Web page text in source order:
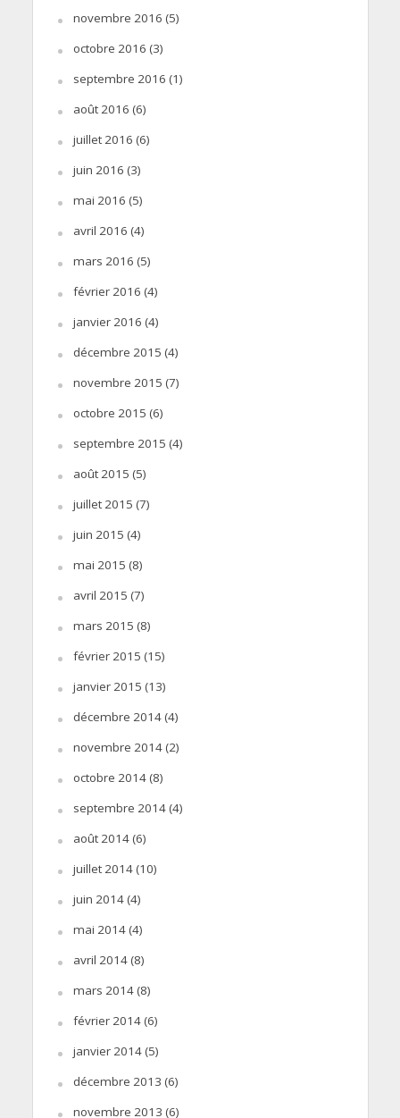
novembre 2016 (5)
octobre 2016 (3)
septembre 2016 (1)
août 2016 (6)
juillet 2016 (6)
juin 2016 (3)
mai 2016 (5)
avril 2016 (4)
mars 2016 (5)
février 2016 (4)
janvier 2016 (4)
décembre 2015 (4)
novembre 2015 (7)
octobre 2015 (6)
septembre 2015 (4)
août 2015 (5)
juillet 2015 (7)
juin 2015 (4)
mai 2015 (8)
avril 2015 (7)
mars 2015 (8)
février 2015 (15)
janvier 2015 (13)
décembre 2014(4)
novembre 2014(2)
octobre 2014(8)
septembre 2014(4)
août 2014(6)
juillet 2014(10)
juin 2014(4)
mai 2014(4)
avril 2014(8)
mars 2014(8)
février 2014(6)
janvier 2014(5)
décembre 2013 (6)
novembre 2013 (6)